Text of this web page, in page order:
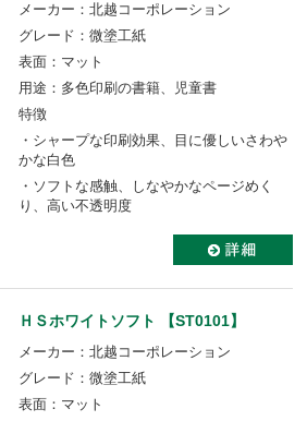
メーカー：北越コーポレーション
グレード：微塗工紙
表面：マット
用途：多色印刷の書籍、児童書
特徴
・シャープな印刷効果、目に優しいさわや
かな白色
・ソフトな感触、しなやかなページめく
り、高い不透明度
ＨＳホワイトソフト 【ST0101】
メーカー：北越コーポレーション
グレード：微塗工紙
表面：マット